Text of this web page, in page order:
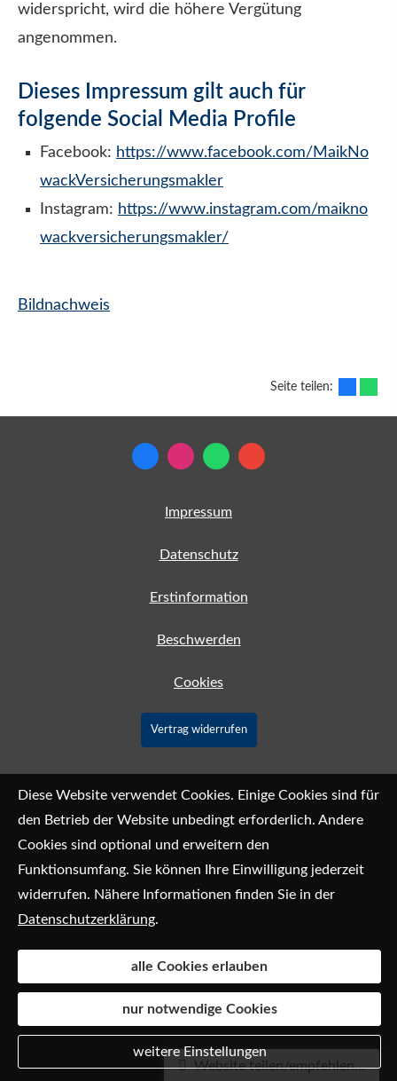
widerspricht, wird die höhere Vergütung
angenommen.
Dieses Impressum gilt auch für
folgende Social Media Profile
Facebook: https://www.facebook.com/MaikNo
wackVer­sicherungs­makler
Instagram: https://www.instagram.com/maikno
wackversicherungsmakler/
Bildnachweis
Seite teilen:
Impressum
Datenschutz
Erstinformation
Beschwerden
Cookies
Vertrag widerrufen
Diese Website verwendet Cookies. Einige Cookies sind für
den Betrieb der Website unbedingt erforderlich. Andere
Cookies sind optional und erweitern den
Funktionsumfang. Sie können Ihre Einwilligung jederzeit
widerrufen. Nähere Informationen finden Sie in der
Datenschutzerklärung.
alle Cookies erlauben
nur notwendige Cookies
weitere Einstellungen
Website teilen/empfehlen...